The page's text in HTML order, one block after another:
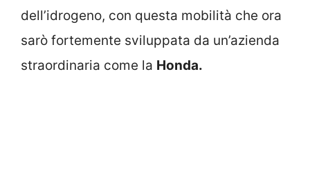
dell’idrogeno, con questa mobilità che ora
sarò fortemente sviluppata da un’azienda
straordinaria come la Honda.